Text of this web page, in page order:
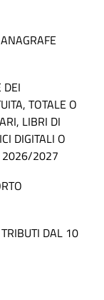
DEI
TOTALE O
LIBRI DI
DIGITALI O
2026/2027
DAL 10